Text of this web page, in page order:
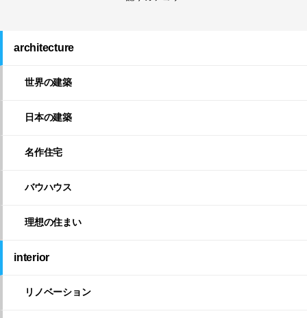
architecture
世界の建築
日本の建築
名作住宅
バウハウス
理想の住まい
interior
リノベーション